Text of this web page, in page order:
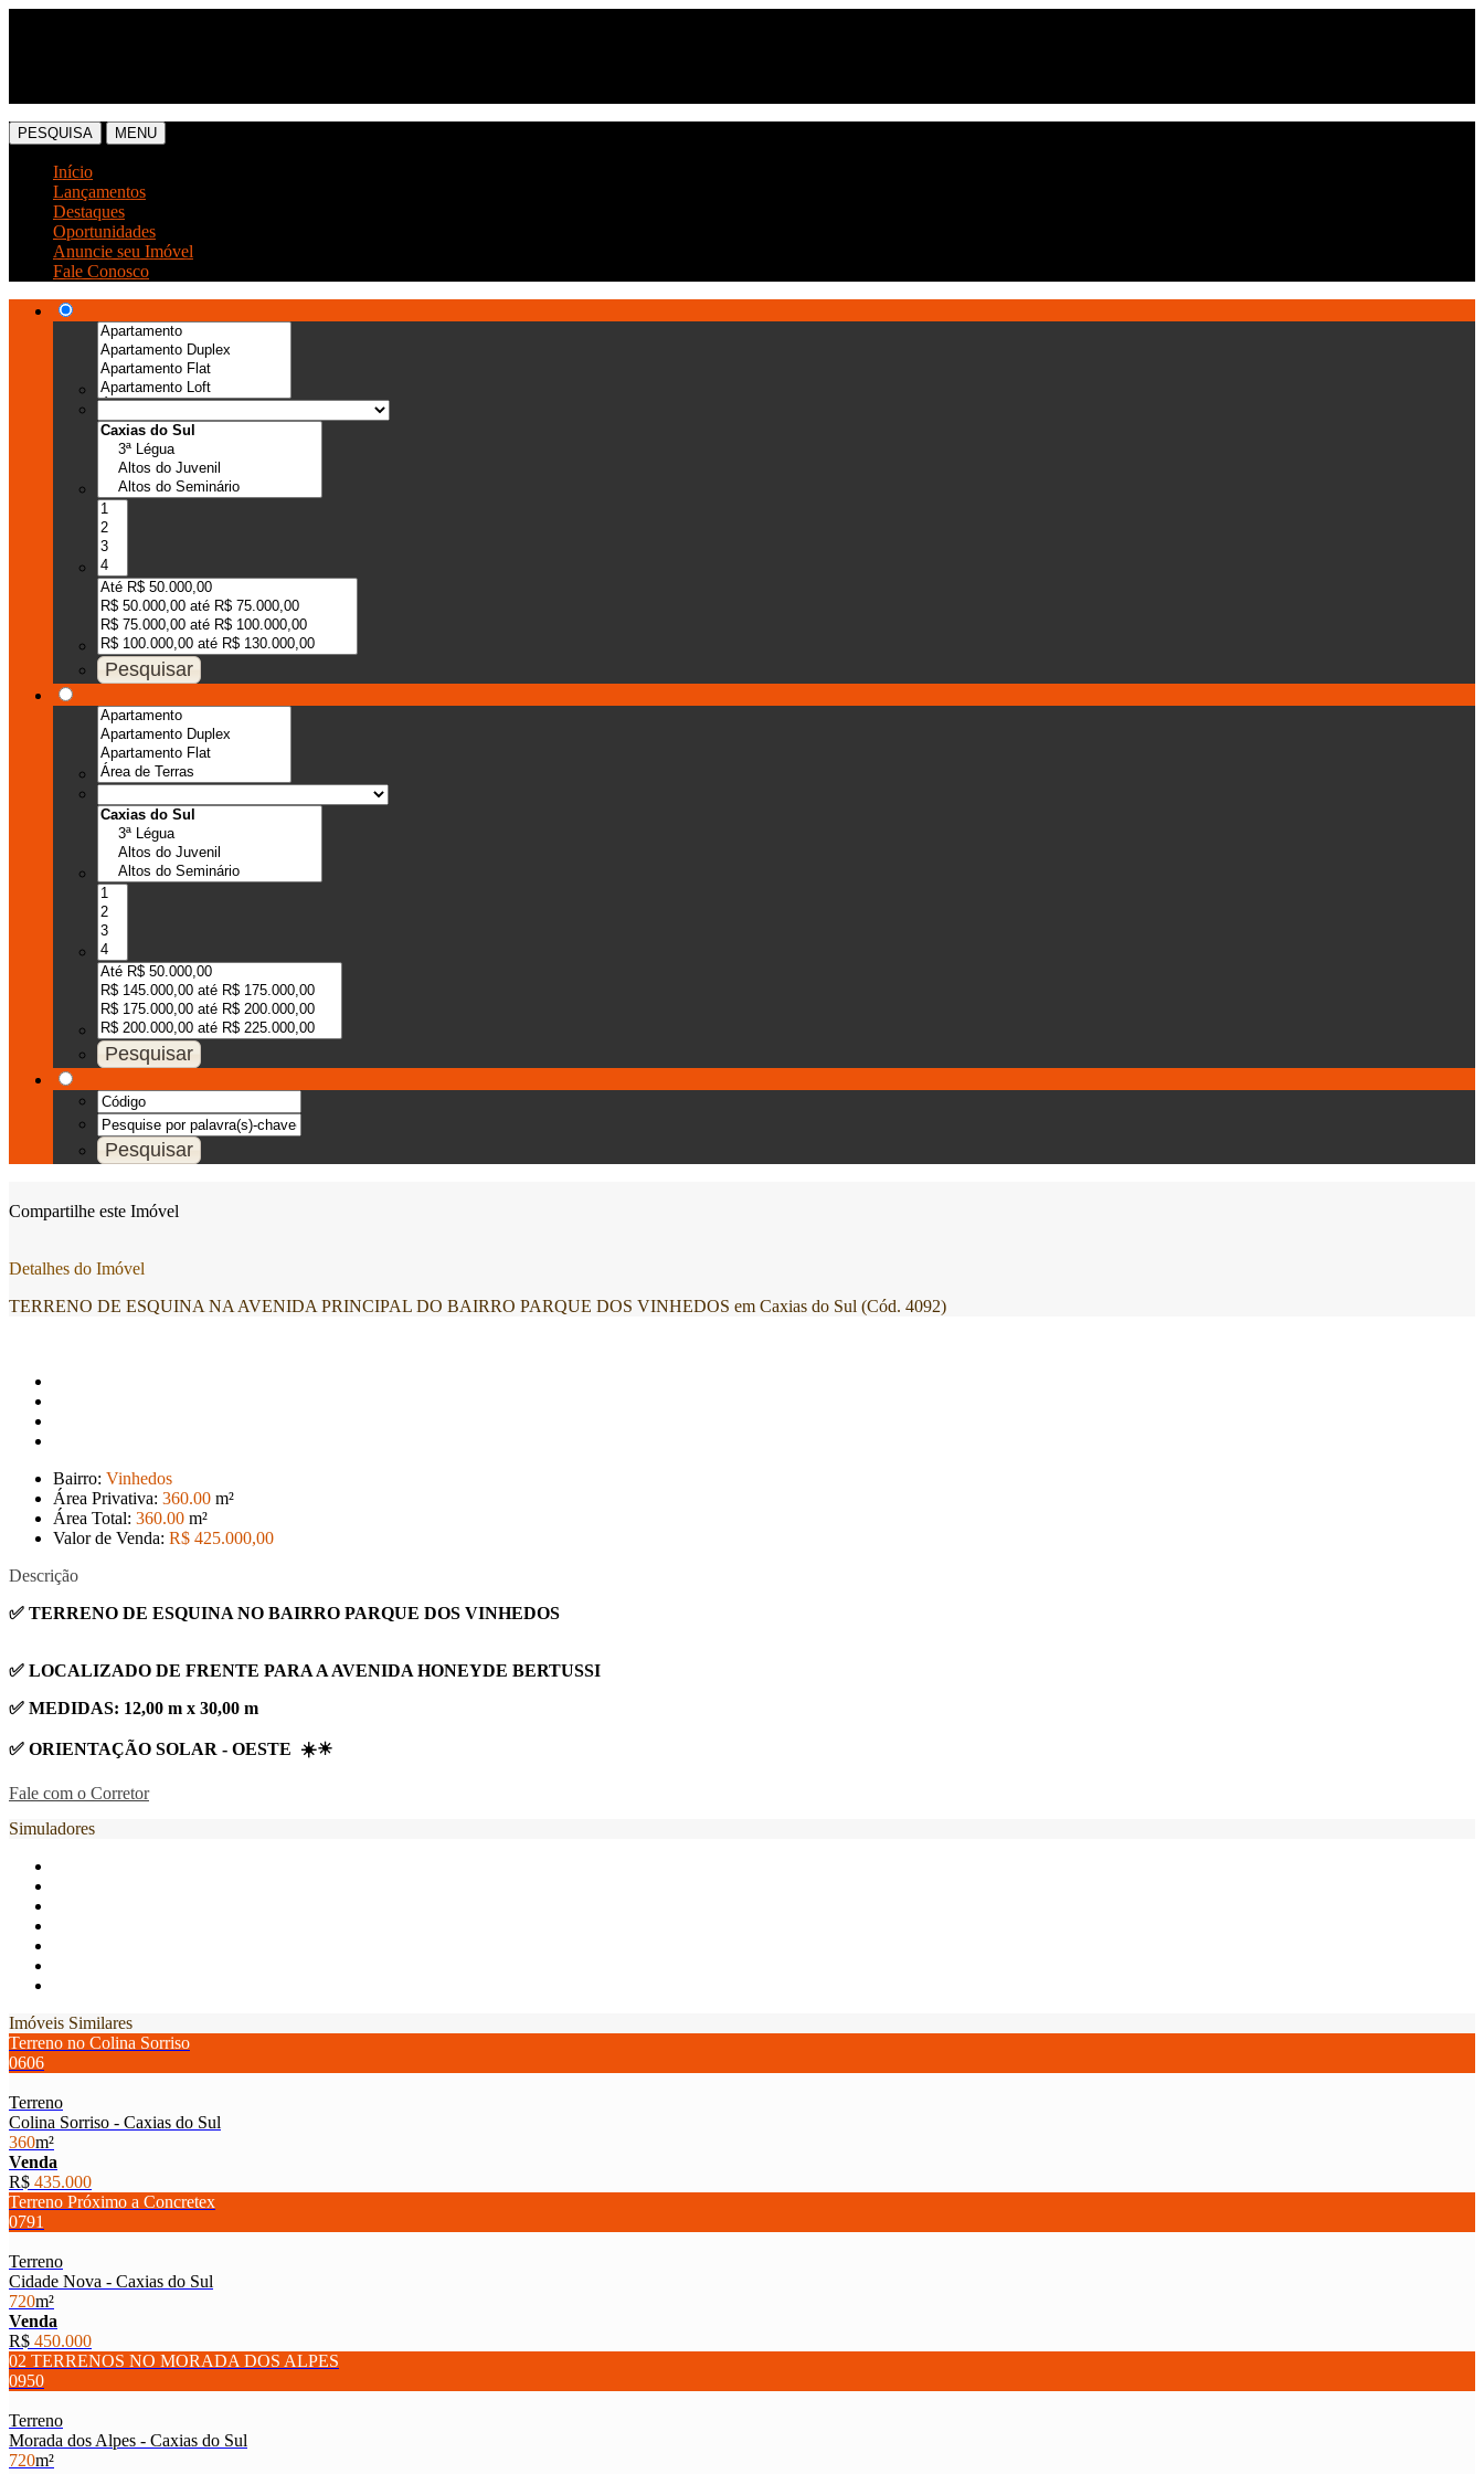
PESQUISA MENU
Início
Lançamentos
Destaques
Oportunidades
Anuncie seu Imóvel
Fale Conosco
Compartilhe este Imóvel
Detalhes do Imóvel
TERRENO DE ESQUINA NA AVENIDA PRINCIPAL DO BAIRRO PARQUE DOS VINHEDOS em Caxias do Sul (Cód. 4092)
Bairro: Vinhedos
Área Privativa: 360.00 m²
Área Total: 360.00 m²
Valor de Venda: R$ 425.000,00
Descrição
✅ TERRENO DE ESQUINA NO BAIRRO PARQUE DOS VINHEDOS
✅ LOCALIZADO DE FRENTE PARA A AVENIDA HONEYDE BERTUSSI
✅ MEDIDAS: 12,00 m x 30,00 m
✅ ORIENTAÇÃO SOLAR - OESTE ☀️☀
Fale com o Corretor
Simuladores
Imóveis Similares
Terreno no Colina Sorriso
0606
Terreno
Colina Sorriso - Caxias do Sul
360m²
Venda
R$ 435.000
Terreno Próximo a Concretex
0791
Terreno
Cidade Nova - Caxias do Sul
720m²
Venda
R$ 450.000
02 TERRENOS NO MORADA DOS ALPES
0950
Terreno
Morada dos Alpes - Caxias do Sul
720m²